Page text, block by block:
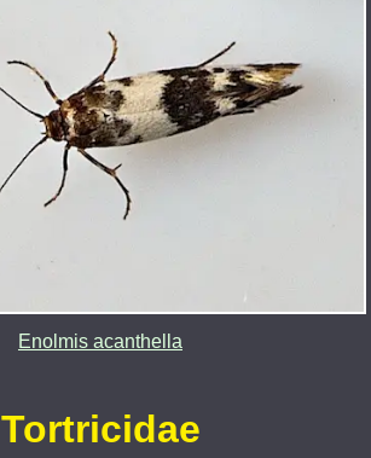
Enolmis acanthella
Tortricidae